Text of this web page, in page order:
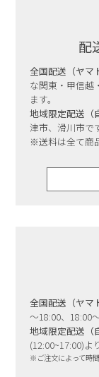
配
全国配送（ヤマ
な関東・甲信越
ます。
地域限定配送（
津市、滑川市で
※送料は全て商
全国配送（ヤマ
～18:00、18:00
地域限定配送（
(12:00~17:00)よ
※ご注文によって時